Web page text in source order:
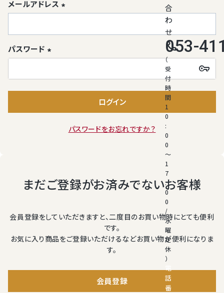
合
わ
せ
call
053-
（
受
付
時
間
1
0
:
0
0
～
1
7
:
0
0
/
水
曜
定
休
）
電
話
番
クラウンメロンゼリー
大糖領桃
メールアドレス
パスワード
ログイン
パスワードをお忘れですか？
まだご登録がお済みでないお客様
会員登録をしていただきますと、二度目のお買い物時にとても便利
です。
お気に入り商品をご登録いただけるなどお買い物が便利になりま
す。
会員登録